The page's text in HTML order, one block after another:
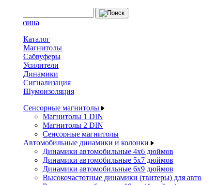
Каталог
Магнитолы
Сабвуферы
Усилители
Динамики
Сигнализация
Шумоизоляция
Сенсорные магнитолы
Магнитолы 1 DIN
Магнитолы 2 DIN
Сенсорные магнитолы
Автомобильные динамики и колонки
Динамики автомобильные 4x6 дюймов
Динамики автомобильные 5x7 дюймов
Динамики автомобильные 6x9 дюймов
Высокочастотные динамики (твитеры) для авто